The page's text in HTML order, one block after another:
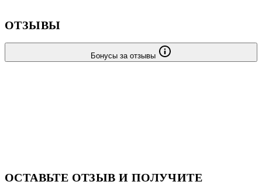
ОТЗЫВЫ
Бонусы за отзывы
ОСТАВЬТЕ ОТЗЫВ И ПОЛУЧИТЕ